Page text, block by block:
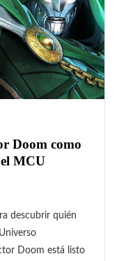
Doom como
el MCU
descubrir quién
Doom está listo